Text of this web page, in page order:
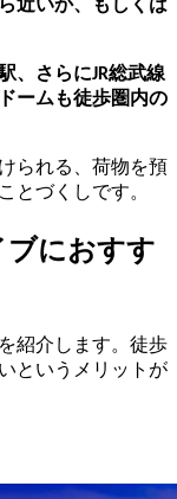
近いか、もしくは
、さらにJR総武線
ームも徒歩圏内の
られる、荷物を預
とづくしです。
におすす
紹介します。徒歩
というメリットが